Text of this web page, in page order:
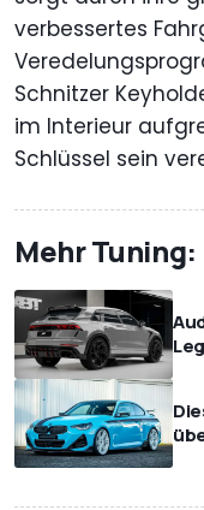
verbessertes
Schnitzer
im Interieur
Schlüssel sein
Mehr Tuning: